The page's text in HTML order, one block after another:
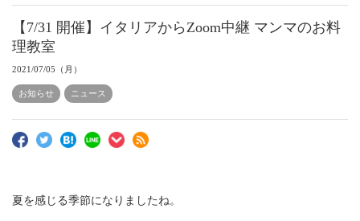
【7/31 開催】イタリアからZoom中継 マンマのお料
理教室
2021/07/05（月）
お知らせ ニュース
夏を感じる季節になりましたね。